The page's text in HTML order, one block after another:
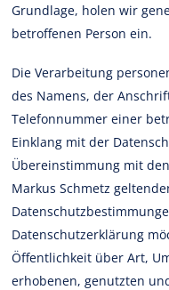
Grundlage, holen wir
betroffenen Person ein.
Die Verarbeitung
des Namens, der
Telefonnummer einer
Einklang mit der
Übereinstimmung mit
Markus Schmetz
Datenschutzerklärung
Öffentlichkeit über Art,
erhobenen, genutzten